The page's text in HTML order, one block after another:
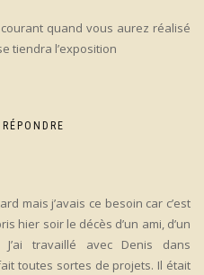
quand vous aurez réalisé
tiendra l’exposition
RÉPONDRE
mais j’avais ce besoin car c’est
hier soir le décès d’un ami, d’un
travaillé avec Denis dans
toutes sortes de projets. Il était